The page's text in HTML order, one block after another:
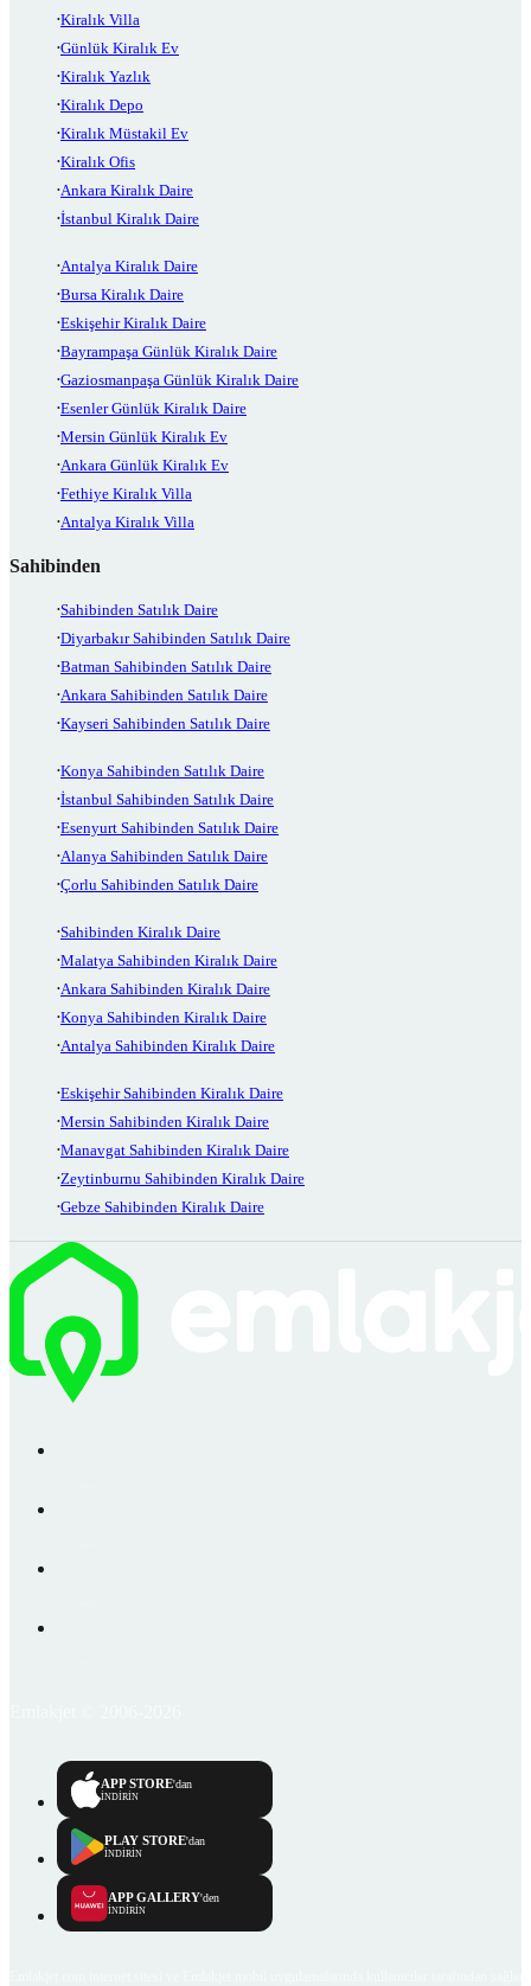
Kiralık Villa
Günlük Kiralık Ev
Kiralık Yazlık
Kiralık Depo
Kiralık Müstakil Ev
Kiralık Ofis
Ankara Kiralık Daire
İstanbul Kiralık Daire
Antalya Kiralık Daire
Bursa Kiralık Daire
Eskişehir Kiralık Daire
Bayrampaşa Günlük Kiralık Daire
Gaziosmanpaşa Günlük Kiralık Daire
Esenler Günlük Kiralık Daire
Mersin Günlük Kiralık Ev
Ankara Günlük Kiralık Ev
Fethiye Kiralık Villa
Antalya Kiralık Villa
Sahibinden
Sahibinden Satılık Daire
Diyarbakır Sahibinden Satılık Daire
Batman Sahibinden Satılık Daire
Ankara Sahibinden Satılık Daire
Kayseri Sahibinden Satılık Daire
Konya Sahibinden Satılık Daire
İstanbul Sahibinden Satılık Daire
Esenyurt Sahibinden Satılık Daire
Alanya Sahibinden Satılık Daire
Çorlu Sahibinden Satılık Daire
Sahibinden Kiralık Daire
Malatya Sahibinden Kiralık Daire
Ankara Sahibinden Kiralık Daire
Konya Sahibinden Kiralık Daire
Antalya Sahibinden Kiralık Daire
Eskişehir Sahibinden Kiralık Daire
Mersin Sahibinden Kiralık Daire
Manavgat Sahibinden Kiralık Daire
Zeytinburnu Sahibinden Kiralık Daire
Gebze Sahibinden Kiralık Daire
APP STORE'dan
İNDİRİN
PLAY STORE'dan
İNDİRİN
APP GALLERY'den
İNDİRİN